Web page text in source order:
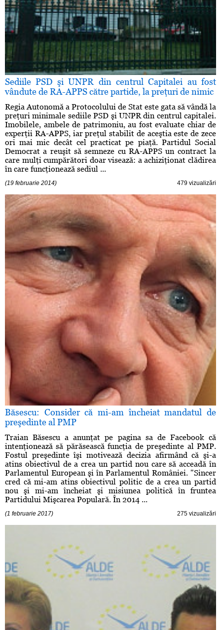
Sediile PSD şi UNPR din centrul Capitalei au fost
vândute de RA-APPS către partide, la preţuri de nimic
Regia Autonomă a Protocolului de Stat este gata să vândă la
preţuri minimale sediile PSD şi UNPR din centrul capitalei.
Imobilele, ambele de patrimoniu, au fost evaluate chiar de
experţii RA-APPS, iar preţul stabilit de aceştia este de zece
ori mai mic decât cel practicat pe piaţă. Partidul Social
Democrat a reuşit să semneze cu RA-APPS un contract la
care mulţi cumpărători doar visează: a achiziţionat clădirea
în care funcţionează sediul ...
(19 februarie 2014) 479 vizualizări
Băsescu: Consider că mi-am încheiat mandatul de
preşedinte al PMP
Traian Băsescu a anunţat pe pagina sa de Facebook că
intenţionează să părăsească funcţia de preşedinte al PMP.
Fostul preşedinte îşi motivează decizia afirmând că şi-a
atins obiectivul de a crea un partid nou care să acceadă în
Parlamentul European şi în Parlamentul României. "Sincer
cred că mi-am atins obiectivul politic de a crea un partid
nou şi mi-am încheiat şi misiunea politică în fruntea
Partidului Mişcarea Populară. În 2014 ...
(1 februarie 2017) 275 vizualizări